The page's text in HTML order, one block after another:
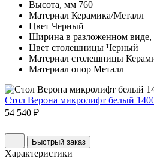
Высота, мм 760
Материал Керамика/Металл
Цвет Черный
Ширина в разложенном
Цвет столешницы Черный
Материал столешницы
Материал опор Металл
Стол Верона микролифт белый
54 540 ₽
Быстрый заказ
Характеристики